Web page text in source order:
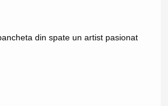
din spate un artist pasionat